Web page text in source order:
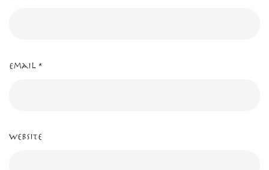
Email *
Website